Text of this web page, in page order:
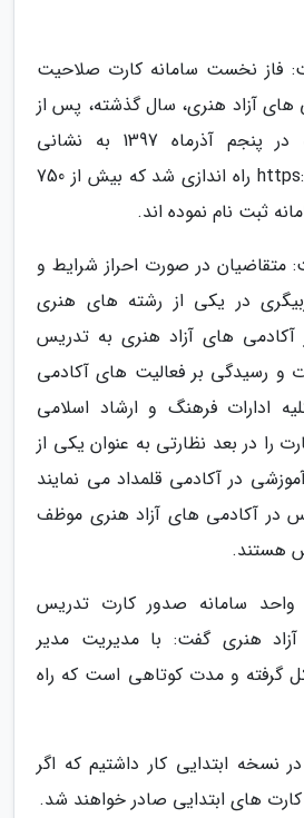
فاز نخست سامانه کارت صلاحیت
های آزاد هنری، سال گذشته، پس از
وقفه ای هفت ساله در پنجم آذرماه 1397 به نشانی
https://aes.farhang.gov.ir راه اندازی شد که بیش از 750
ثبت نام نموده اند.
در صورت احراز شرایط و
در یکی از رشته های هنری
های آزاد هنری به تدریس
و رسیدگی بر فعالیت های آکادمی
ادارات فرهنگ و ارشاد اسلامی
را در بعد نظارتی به عنوان یکی از
در آکادمی قلمداد می نمایند
در آکادمی های آزاد هنری موظف
هستند.
سامانه صدور کارت تدریس
هنری گفت: با مدیریت مدیر
گرفته و مدت کوتاهی است که راه
ثبت نام در نسخه ابتدایی کار داشتیم که اگر
کارت های ابتدایی صادر خواهند شد.